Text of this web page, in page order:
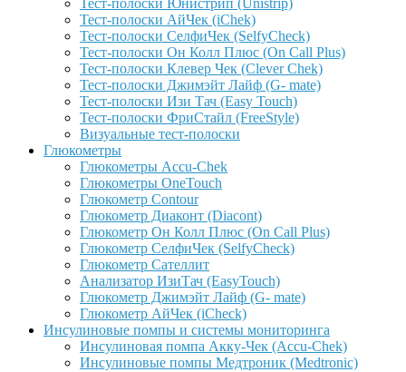
Тест-полоски Юнистрип (Unistrip)
Тест-полоски АйЧек (iChek)
Тест-полоски СелфиЧек (SelfyCheck)
Тест-полоски Он Колл Плюс (On Call Plus)
Тест-полоски Клевер Чек (Clever Chek)
Тест-полоски Джимэйт Лайф (G- mate)
Тест-полоски Изи Тач (Easy Touch)
Тест-полоски ФриCтайл (FreeStyle)
Визуальные тест-полоски
Глюкометры
Глюкометры Accu-Сhek
Глюкометры OneTouch
Глюкометр Contour
Глюкометр Диаконт (Diacont)
Глюкометр Он Колл Плюс (On Call Plus)
Глюкометр СелфиЧек (SelfyCheck)
Глюкометр Сателлит
Анализатор ИзиТач (EasyTouch)
Глюкометр Джимэйт Лайф (G- mate)
Глюкометр АйЧек (iCheck)
Инсулиновые помпы и системы мониторинга
Инсулиновая помпа Акку-Чек (Accu-Chek)
Инсулиновые помпы Медтроник (Medtronic)